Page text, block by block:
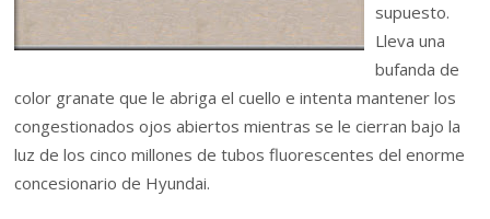
supuesto.
Lleva una
bufanda de
color granate que le abriga el cuello e intenta mantener los
congestionados ojos abiertos mientras se le cierran bajo la
luz de los cinco millones de tubos fluorescentes del enorme
concesionario de Hyundai.